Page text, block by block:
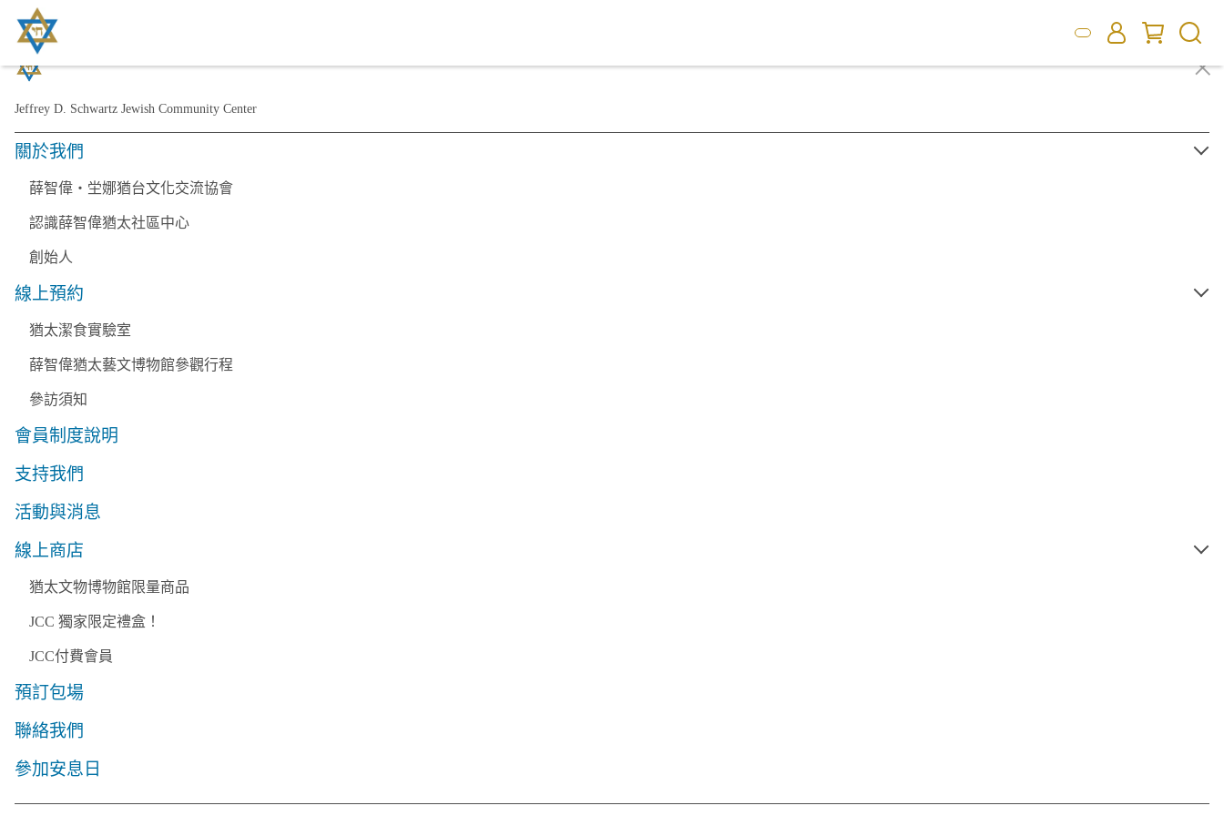
Jeffrey D. Schwartz Jewish Community Center
關於我們
薛智偉・坣娜猶台文化交流協會
認識薛智偉猶太社區中心
創始人
線上預約
猶太潔食實驗室
薛智偉猶太藝文博物館參觀行程
參訪須知
會員制度說明
支持我們
活動與消息
線上商店
猶太文物博物館限量商品
JCC 獨家限定禮盒！
JCC付費會員
預訂包場
聯絡我們
參加安息日